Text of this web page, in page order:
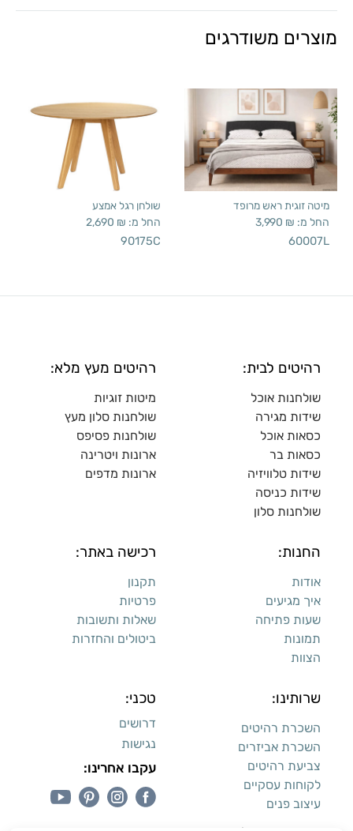
מוצרים משודרגים
מיטה זוגית ראש מרופד
החל מ: 3,990 ₪
60007L
שולחן רגל אמצע
החל מ: 2,690 ₪
90175C
רהיטים לבית:
שולחנות אוכל
שידות מגירה
כסאות אוכל
כסאות בר
שידות טלוויזיה
שידות כניסה
שולחנות סלון
רהיטים מעץ מלא:
מיטות זוגיות
שולחנות סלון מעץ
שולחנות פסיפס
ארונות ויטרינה
ארונות מדפים
החנות:
אודות
איך מגיעים
שעות פתיחה
תמונות
הצוות
רכישה באתר:
תקנון
פרטיות
שאלות ותשובות
ביטולים והחזרות
שרותינו:
השכרת רהיטים
השכרת אביזרים
צביעת רהיטים
לקוחות עסקיים
עיצוב פנים
טכני:
דרושים
נגישות
עקבו אחרינו: